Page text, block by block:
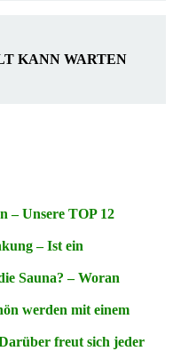
KANN WARTEN
– Unsere TOP 12
– Ist ein
Sauna? – Woran
werden mit einem
freut sich jeder